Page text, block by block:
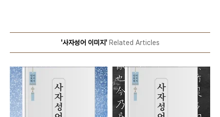
'사자성어 이미지'Related Articles